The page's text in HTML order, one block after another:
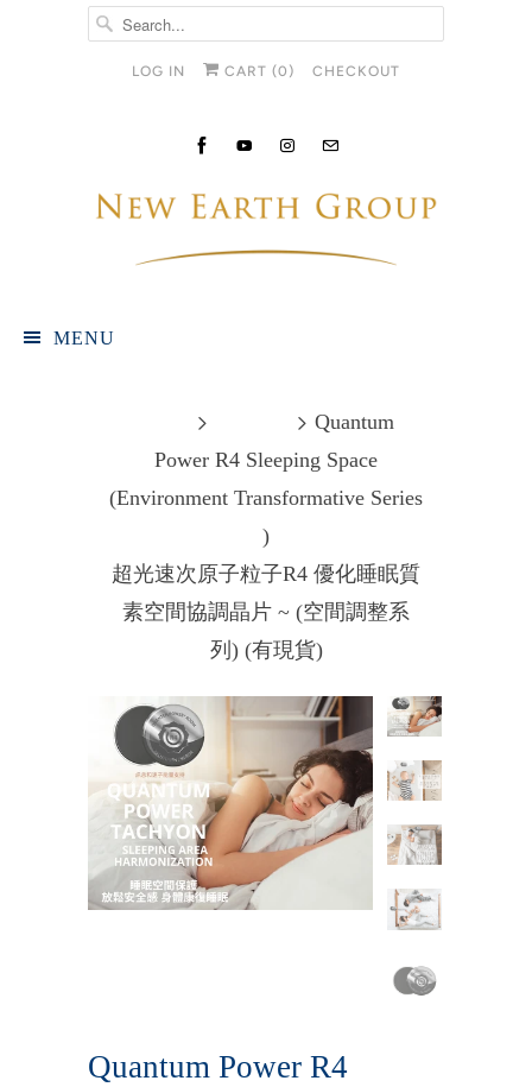
LOG IN CART (0 ) CHECKOUT
MENU
Quantum
Power R4 Sleeping Space
(Environment Transformative Series
)
超光速次原子粒子R4 優化睡眠質
素空間協調晶片 ~ (空間調整系
列) (有現貨)
Quantum Power R4